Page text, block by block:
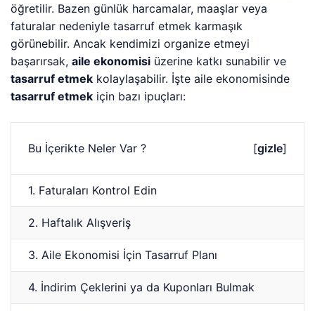
öğretilir. Bazen günlük harcamalar, maaşlar veya
faturalar nedeniyle tasarruf etmek karmaşık
görünebilir. Ancak kendimizi organize etmeyi
başarırsak,aile ekonomisi üzerine katkı sunabilir ve
tasarruf etmek kolaylaşabilir. İşte aile ekonomisinde
tasarruf etmek için bazı ipuçları:
Bu İçerikte Neler Var ? [gizle]
1. Faturaları Kontrol Edin
2. Haftalık Alışveriş
3. Aile Ekonomisi İçin Tasarruf Planı
4. İndirim Çeklerini ya da Kuponları Bulmak